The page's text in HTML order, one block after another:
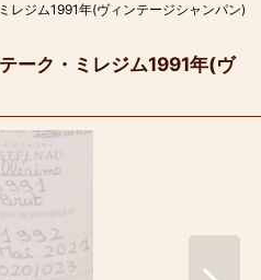
レジム1991年(ヴィンテージシャンパン)
ーク・ミレジム1991年(ヴ